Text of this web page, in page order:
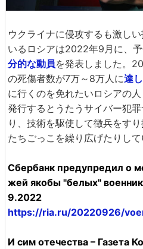
ウクライナに侵攻するも激し
いるロシアは2022年9月に、
分的な動員を発表しました。
の死傷者数が7万～8万人に達
に行くのを免れたいロシアの
発行するとうたうサイバー犯
り、技術を駆使して徴兵をす
たちごっこを繰り広げたりして
Сбербанк предупредил о
жей якобы "белых"
9.2022
https://ria.ru/20220926/
И сим отечества – Газета